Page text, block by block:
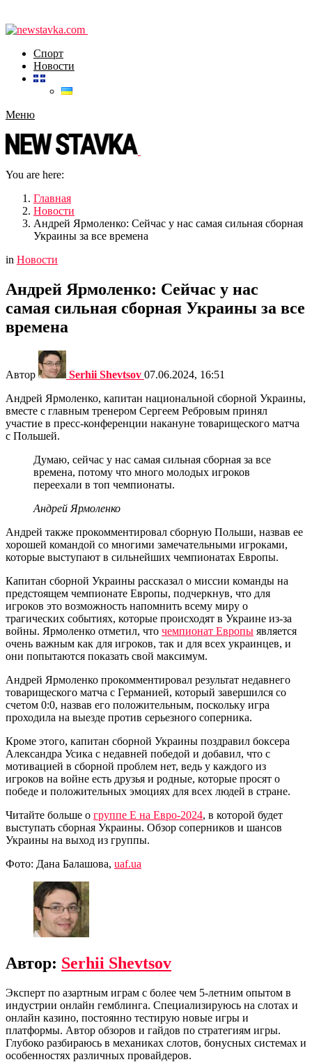
Спорт
Новости
Меню
You are here:
Главная
Новости
Андрей Ярмоленко: Сейчас у нас самая сильная сборная
Украины за все времена
in Новости
Андрей Ярмоленко: Сейчас у нас
самая сильная сборная Украины за все
времена
Автор Serhii Shevtsov 07.06.2024, 16:51
Андрей Ярмоленко, капитан национальной сборной Украины,
вместе с главным тренером Сергеем Ребровым принял
участие в пресс-конференции накануне товарищеского матча
с Польшей.
Думаю, сейчас у нас самая сильная сборная за все
времена, потому что много молодых игроков
переехали в топ чемпионаты.
Андрей Ярмоленко
Андрей также прокомментировал сборную Польши, назвав ее
хорошей командой со многими замечательными игроками,
которые выступают в сильнейших чемпионатах Европы.
Капитан сборной Украины рассказал о миссии команды на
предстоящем чемпионате Европы, подчеркнув, что для
игроков это возможность напомнить всему миру о
трагических событиях, которые происходят в Украине из-за
войны. Ярмоленко отметил, что чемпионат Европы является
очень важным как для игроков, так и для всех украинцев, и
они попытаются показать свой максимум.
Андрей Ярмоленко прокомментировал результат недавнего
товарищеского матча с Германией, который завершился со
счетом 0:0, назвав его положительным, поскольку игра
проходила на выезде против серьезного соперника.
Кроме этого, капитан сборной Украины поздравил боксера
Александра Усика с недавней победой и добавил, что с
мотивацией в сборной проблем нет, ведь у каждого из
игроков на войне есть друзья и родные, которые просят о
победе и положительных эмоциях для всех людей в стране.
Читайте больше о группе E на Евро-2024, в которой будет
выступать сборная Украины. Обзор соперников и шансов
Украины на выход из группы.
Фото: Дана Балашова, uaf.ua
Автор: Serhii Shevtsov
Эксперт по азартным играм с более чем 5-летним опытом в
индустрии онлайн гемблинга. Специализируюсь на слотах и
онлайн казино, постоянно тестирую новые игры и
платформы. Автор обзоров и гайдов по стратегиям игры.
Глубоко разбираюсь в механиках слотов, бонусных системах и
особенностях различных провайдеров.